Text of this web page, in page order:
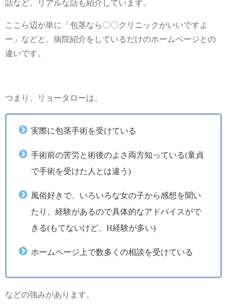
話など、リアルな話も紹介しています。
ここら辺が単に「包茎なら〇〇クリニックがいいですよ
ー」などと、病院紹介をしているだけのホームページとの
違いです。
つまり、リョータローは、
実際に包茎手術を受けている
手術前の苦労と術後のよさ両方知っている(童貞
で手術を受けた人とは違う)
風俗好きで、いろいろな女の子から感想を聞い
たり、経験があるので具体的なアドバイスがで
きる(もてないけど、H経験が多い)
ホームページ上で数多くの相談を受けている
などの強みがあります。